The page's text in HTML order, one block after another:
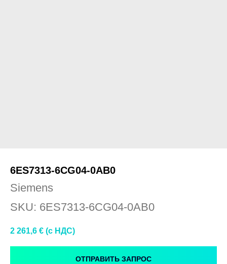
6ES7313-6CG04-0AB0
Siemens
SKU: 6ES7313-6CG04-0AB0
2 261,6 € (c НДС)
ОТПРАВИТЬ ЗАПРОС